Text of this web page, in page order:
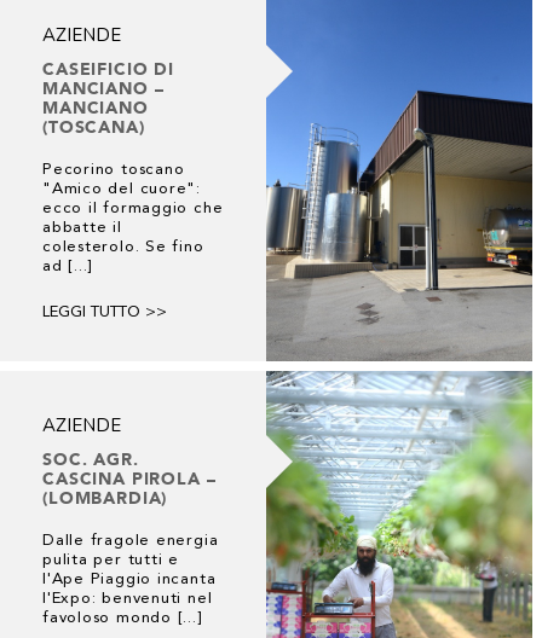
AZIENDE
CASEIFICIO DI
MANCIANO –
MANCIANO
(TOSCANA)
Pecorino toscano
"Amico del cuore":
ecco il formaggio che
abbatte il
colesterolo. Se fino
ad [...]
LEGGI TUTTO >>
AZIENDE
SOC. AGR.
CASCINA PIROLA –
(LOMBARDIA)
Dalle fragole energia
pulita per tutti e
l'Ape Piaggio incanta
l'Expo: benvenuti nel
favoloso mondo [...]